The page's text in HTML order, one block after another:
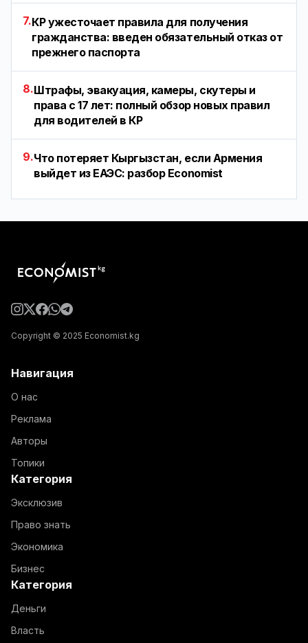
7.КР ужесточает правила для получения
гражданства: введен обязательный отказ от
прежнего паспорта
8.Штрафы, эвакуация, камеры, скутеры и
права с 17 лет: полный обзор новых правил
для водителей в КР
9.Что потеряет Кыргызстан, если Армения
выйдет из ЕАЭС: разбор Economist
Copyright © 2025 Economist.kg
Навигация
О нас
Реклама
Авторы
Топики
Категория
Эксклюзив
Право знать
Экономика
Бизнес
Категория
Деньги
Власть